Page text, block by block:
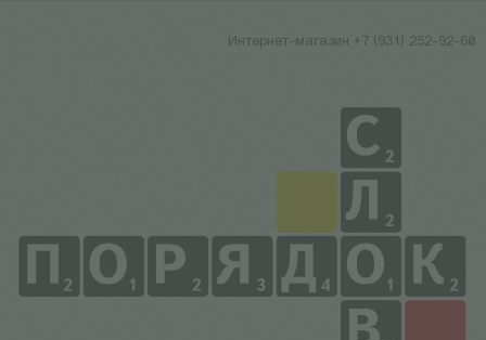
Интернет-магазин +7 (931) 252-92-60